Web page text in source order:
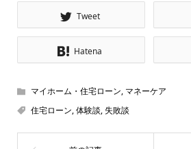
Tweet
Hatena
マイホーム・住宅ローン, マネーケア
住宅ローン,体験談, 失敗談